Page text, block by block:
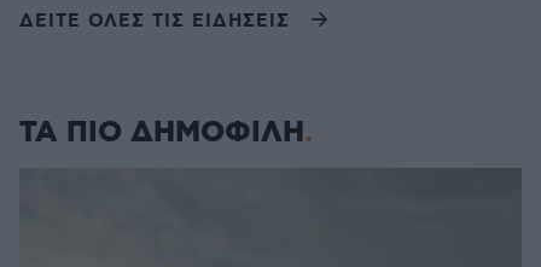
ΔΕΙΤΕ ΟΛΕΣ ΤΙΣ ΕΙΔΗΣΕΙΣ
ΤΑ ΠΙΟ ΔΗΜΟΦΙΛΗ